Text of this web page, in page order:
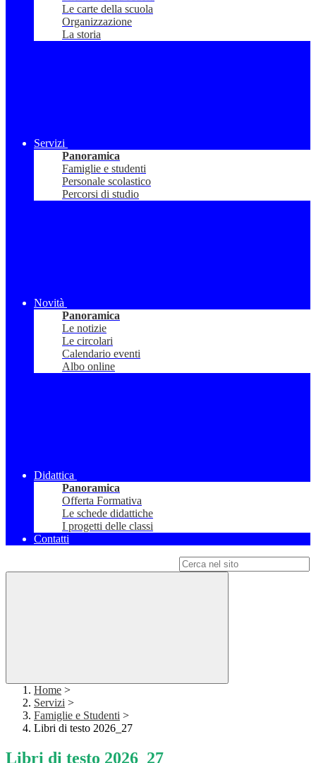
Le carte della scuola
Organizzazione
La storia
Servizi
Panoramica
Famiglie e studenti
Personale scolastico
Percorsi di studio
Novità
Panoramica
Le notizie
Le circolari
Calendario eventi
Albo online
Didattica
Panoramica
Offerta Formativa
Le schede didattiche
I progetti delle classi
Contatti
Home >
Servizi >
Famiglie e Studenti >
Libri di testo 2026_27
Libri di testo 2026_27